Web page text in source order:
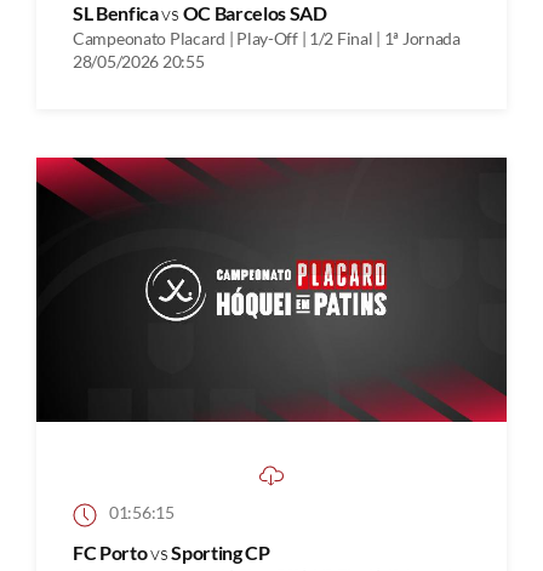
SL Benficavs OC Barcelos SAD
Campeonato Placard | Play-Off | 1/2 Final | 1ª Jornada
28/05/2026 20:55
01:56:15
FC PortovsSporting CP